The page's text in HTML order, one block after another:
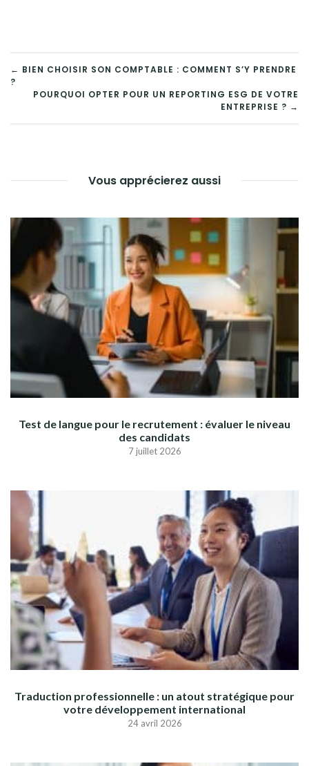
NAVIGATION
DE
L’ARTICLE
← BIEN CHOISIR SON COMPTABLE : COMMENT S’Y PRENDRE
?
POURQUOI OPTER POUR UN REPORTING ESG DE VOTRE
ENTREPRISE ? →
Vous apprécierez aussi
Test de langue pour le recrutement : évaluer le niveau
des candidats
7 juillet 2026
Traduction professionnelle : un atout stratégique pour
votre développement international
24 avril 2026